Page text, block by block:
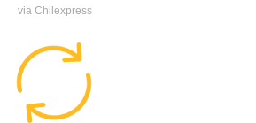
via Chilexpress